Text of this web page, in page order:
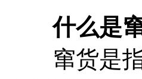
什么是
窜货是指